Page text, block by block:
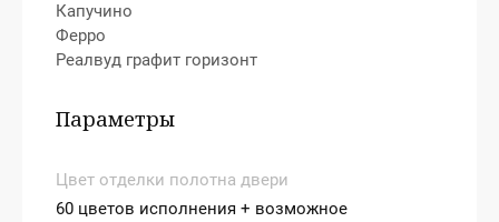
Капучино
Ферро
Реалвуд графит горизонт
Параметры
Цвет отделки полотна двери
60 цветов исполнения + возможное